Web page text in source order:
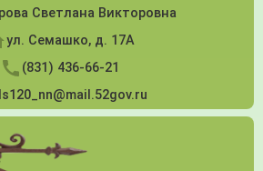
Светлана Викторовна
ул. Семашко, д. 17А
(831) 436-66-21